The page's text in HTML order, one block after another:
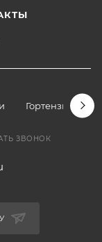
Гортензии
ЗВОНОК